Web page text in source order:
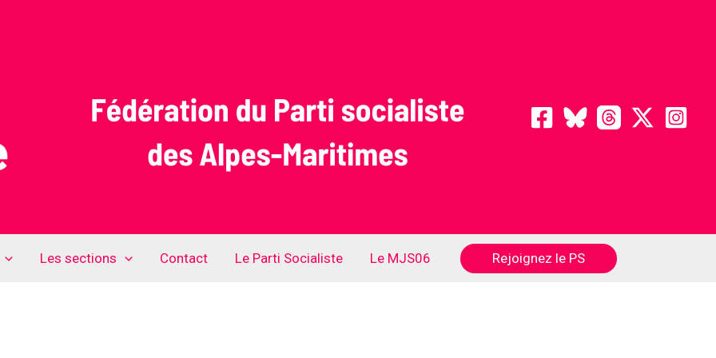
Les sections Contact Le Parti Socialiste Le MJS06 Rejoignez le PS